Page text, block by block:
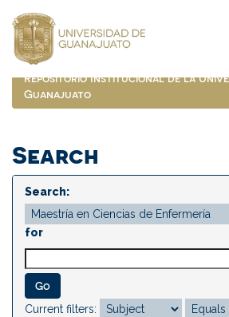
navigation
Repositorio Institucional de la
Guanajuato
Search
Search:
for
Current filters: